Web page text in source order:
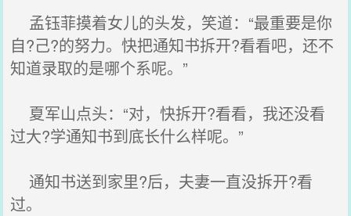
孟钰菲摸着女儿的头发，笑道：“最重要是你
自?己?的努力。快把通知书拆开?看看吧，还不
知道录取的是哪个系呢。”
夏军山点头：“对，快拆开?看看，我还没看
过大?学通知书到底长什么样呢。”
通知书送到家里?后，夫妻一直没拆开?看
过。